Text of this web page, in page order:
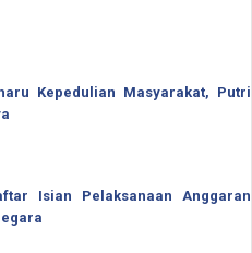
Kepedulian Masyarakat, Putri
Isian Pelaksanaan Anggaran